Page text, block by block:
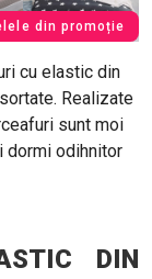
din promoție
cu elastic din
Realizate
sunt moi
dormi odihnitor
DIN